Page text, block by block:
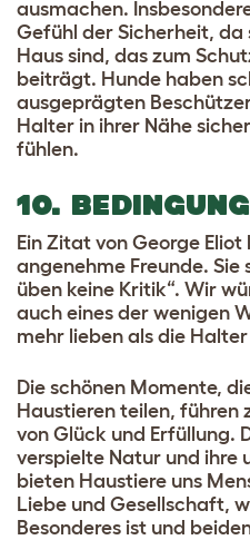
ausmachen.
Gefühl der Sicherheit, da
Haus sind, das zum
beiträgt. Hunde haben
ausgeprägten
Halter in ihrer Nähe
fühlen.
10.
Ein Zitat von George
angenehme Freunde. Sie
üben keine Kritik“. Wir
auch eines der wenigen
mehr lieben als die
Die schönen Momente,
Haustieren teilen, führen
von Glück und Erfüllung.
verspielte Natur und ihre
bieten Haustiere uns
Liebe und Gesellschaft,
Besonderes ist und